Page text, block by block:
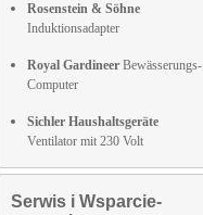
Rosenstein & Söhne
Induktionsadapter
Royal Gardineer Bewässerungs-
Computer
Sichler Haushaltsgeräte
Ventilator mit 230 Volt
Serwis i Wsparcie-